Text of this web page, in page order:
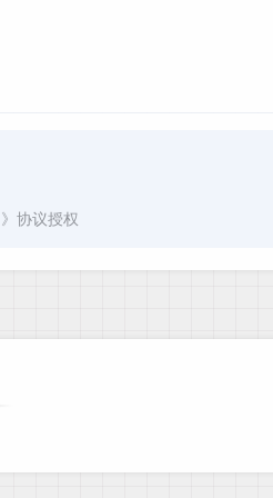
》协议授权